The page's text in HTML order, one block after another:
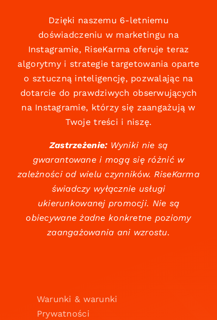
Dzięki naszemu 6-letniemu
doświadczeniu w marketingu na
Instagramie, RiseKarma oferuje teraz
algorytmy i strategie targetowania oparte
o sztuczną inteligencję, pozwalając na
dotarcie do prawdziwych obserwujących
na Instagramie, którzy się zaangażują w
Twoje treści i niszę.
Zastrzeżenie:Wyniki nie są
gwarantowane i mogą się różnić w
zależności od wielu czynników. RiseKarma
świadczy wyłącznie usługi
ukierunkowanej promocji. Nie są
obiecywane żadne konkretne poziomy
zaangażowania ani wzrostu.
Warunki & warunki
Prywatności